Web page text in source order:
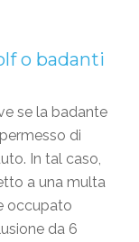
o badanti
se la badante
di
In tal caso,
a una multa
occupato
da 6